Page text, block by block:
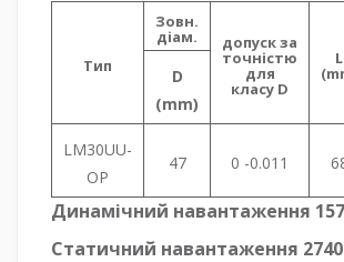
Тип
Зовн.
діам. допуск за
точністю
для
класу D
L
D
(mm)
LM30UU-
OP
47 0 -0.011
Динамічний навантаження
Статичний навантаження